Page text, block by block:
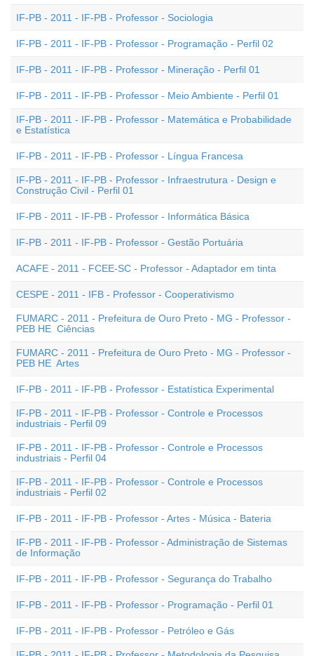
IF-PB - 2011 - IF-PB - Professor - Sociologia
IF-PB - 2011 - IF-PB - Professor - Programação - Perfil 02
IF-PB - 2011 - IF-PB - Professor - Mineração - Perfil 01
IF-PB - 2011 - IF-PB - Professor - Meio Ambiente - Perfil 01
IF-PB - 2011 - IF-PB - Professor - Matemática e Probabilidade
e Estatística
IF-PB - 2011 - IF-PB - Professor - Língua Francesa
IF-PB - 2011 - IF-PB - Professor - Infraestrutura - Design e
Construção Civil - Perfil 01
IF-PB - 2011 - IF-PB - Professor - Informática Básica
IF-PB - 2011 - IF-PB - Professor - Gestão Portuária
ACAFE - 2011 - FCEE-SC - Professor - Adaptador em tinta
CESPE - 2011 - IFB - Professor - Cooperativismo
FUMARC - 2011 - Prefeitura de Ouro Preto - MG - Professor -
PEB HE  Ciências
FUMARC - 2011 - Prefeitura de Ouro Preto - MG - Professor -
PEB HE  Artes
IF-PB - 2011 - IF-PB - Professor - Estatística Experimental
IF-PB - 2011 - IF-PB - Professor - Controle e Processos
industriais - Perfil 09
IF-PB - 2011 - IF-PB - Professor - Controle e Processos
industriais - Perfil 04
IF-PB - 2011 - IF-PB - Professor - Controle e Processos
industriais - Perfil 02
IF-PB - 2011 - IF-PB - Professor - Artes - Música - Bateria
IF-PB - 2011 - IF-PB - Professor - Administração de Sistemas
de Informação
IF-PB - 2011 - IF-PB - Professor - Segurança do Trabalho
IF-PB - 2011 - IF-PB - Professor - Programação - Perfil 01
IF-PB - 2011 - IF-PB - Professor - Petróleo e Gás